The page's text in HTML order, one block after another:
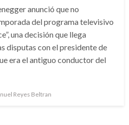
anunció que no
del programa televisivo
una decisión que llega
disputas con el presidente de
era el antiguo conductor del
Reyes Beltran